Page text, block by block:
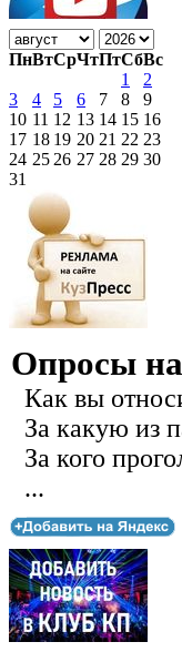
ПнВтСрЧтПтСбВс
1
2
3
4 5 6 7 8
9
10 11 12 13 14 15 16
17 18 19 20 21 22 23
24 25 26 27 28 29 30
31
Опросы
Как вы
За какую из
За кого
...